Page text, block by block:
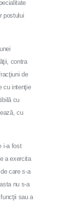
postului
contra
de
cu intenţie
cu
cu
i-a fost
a exercita
care s-a
nu s-a
sau a